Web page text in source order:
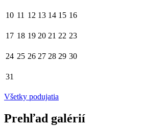
10 11 12 13 14 15 16
17 18 19 20 21 22 23
24 25 26 27 28 29 30
31
Všetky podujatia
Prehľad galérií